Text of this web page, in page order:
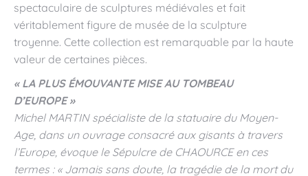
spectaculaire de sculptures médiévales et fait
véritablement figure de musée de la sculpture
troyenne. Cette collection est remarquable par la haute
valeur de certaines pièces.
« LA PLUS ÉMOUVANTE MISE AU TOMBEAU
D’EUROPE »
Michel MARTIN spécialiste de la statuaire du Moyen-
Age, dans un ouvrage consacré aux gisants à travers
l’Europe, évoque le Sépulcre de CHAOURCE en ces
termes : « Jamais sans doute, la tragédie de la mort du